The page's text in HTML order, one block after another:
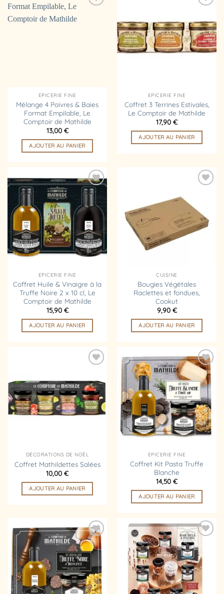
EPICERIE FINE
Mélange 4 Poivres & Baies
Format Empilable, Le
Comptoir de Mathilde
13,00 €
AJOUTER AU PANIER
à la
liste
d’envies
EPICERIE FINE
Coffret 3 Terrines Estivales,
Le Comptoir de Mathilde
17,90 €
AJOUTER AU PANIER
Ajouter
liste
d’envies
EPICERIE FINE
Coffret Huile & Vinaigre à la
Truffe Noire 2 x 10 cl, Le
Comptoir de Mathilde
15,90 €
AJOUTER AU PANIER
d’envies
CUISINE
Bougies Végétales
Raclettes et fondues,
Cookut
9,90 €
AJOUTER AU PANIER
liste
d’envies
DÉCORATIONS DE NOËL
Coffret Mathildettes Salées
10,00 €
AJOUTER AU PANIER
Ajouter
à la
liste
d’envies
EPICERIE FINE
Coffret Kit Pasta Truffe
Blanche
14,50 €
AJOUTER AU PANIER
Ajouter
à la
liste
d’envies
Ajouter
à la
liste
d’envies